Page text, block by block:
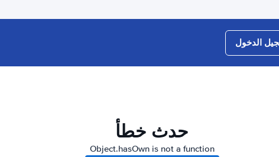
الدخول
حدث خطأ
Object.hasOwn is not a function